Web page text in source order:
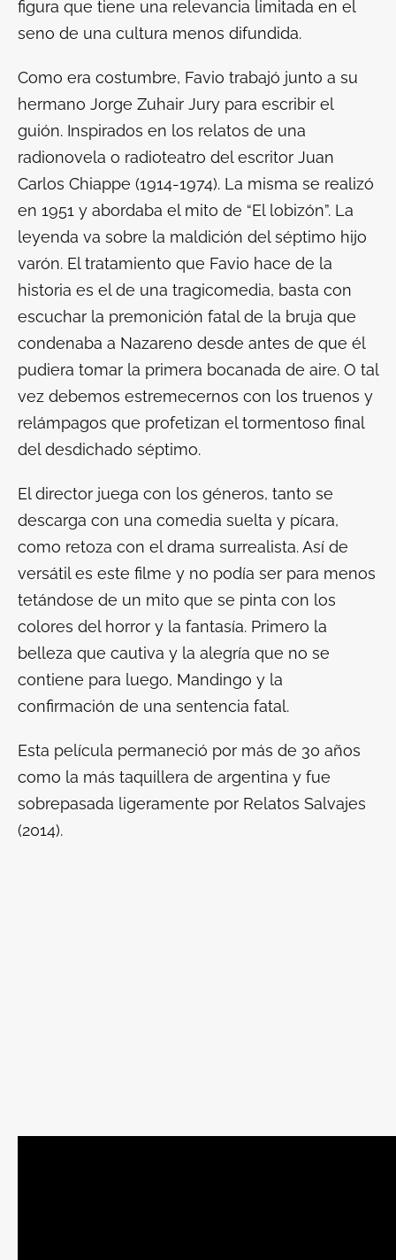
figura que tiene una relevancia limitada en el
seno de una cultura menos difundida.
Como era costumbre, Favio trabajó junto a su
hermano Jorge Zuhair Jury para escribir el
guión. Inspirados en los relatos de una
radionovela o radioteatro del escritor Juan
Carlos Chiappe (1914-1974). La misma se realizó
en 1951 y abordaba el mito de “El lobizón”. La
leyenda va sobre la maldición del séptimo hijo
varón. El tratamiento que Favio hace de la
historia es el de una tragicomedia, basta con
escuchar la premonición fatal de la bruja que
condenaba a Nazareno desde antes de que él
pudiera tomar la primera bocanada de aire. O tal
vez debemos estremecernos con los truenos y
relámpagos que profetizan el tormentoso final
del desdichado séptimo.
El director juega con los géneros, tanto se
descarga con una comedia suelta y pícara,
como retoza con el drama surrealista. Así de
versátil es este filme y no podía ser para menos
tetándose de un mito que se pinta con los
colores del horror y la fantasía. Primero la
belleza que cautiva y la alegría que no se
contiene para luego, Mandingo y la
confirmación de una sentencia fatal.
Esta película permaneció por más de 30 años
como la más taquillera de argentina y fue
sobrepasada ligeramente por Relatos Salvajes
(2014).